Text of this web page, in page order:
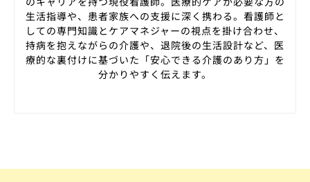
生活指導や、患者家族への支援に深く携わる。看護師と
しての専門知識とケアマネジャーの視点を掛け合わせ、
持病を抱えながらの介護や、退院後の生活設計など、医
療的な裏付けに基づいた「安心できる介護のあり方」を
分かりやすく伝えます。